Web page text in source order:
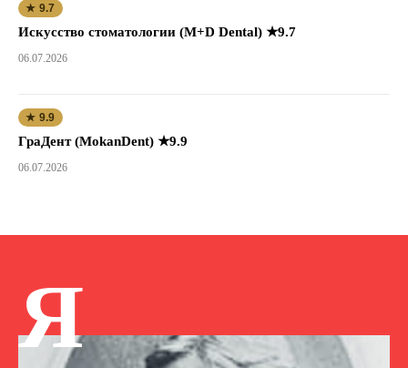
★ 9.7
Искусство стоматологии (M+D Dental) ★9.7
06.07.2026
★ 9.9
ГраДент (MokanDent) ★9.9
06.07.2026
Я